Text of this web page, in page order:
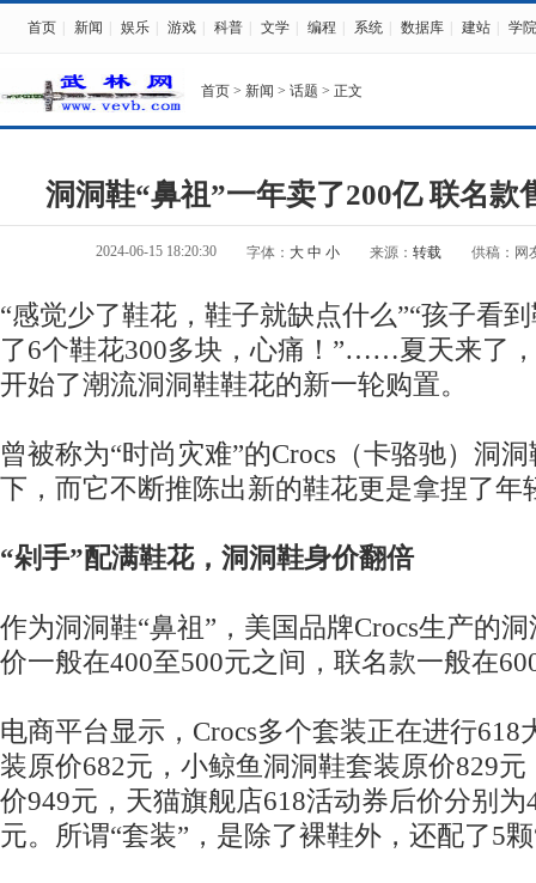
首页 新闻 娱乐 游戏 科普 文学 编程 系统 数据库 建站 学院
首页 > 新闻 > 话题 > 正文
洞洞鞋“鼻祖”一年卖了200亿 联名款
2024-06-15 18:20:30 字体： 大 中 小 来源： 转载 供稿：网
“感觉少了鞋花，鞋子就缺点什么”“孩子看
了6个鞋花300多块，心痛！”……夏天来了
开始了潮流洞洞鞋鞋花的新一轮购置。
曾被称为“时尚灾难”的Crocs（卡骆驰）洞
下，而它不断推陈出新的鞋花更是拿捏了年
“剁手”配满鞋花，洞洞鞋身价翻倍
作为洞洞鞋“鼻祖”，美国品牌Crocs生产的
价一般在400至500元之间，联名款一般在
电商平台显示，Crocs多个套装正在进行618
装原价682元，小鲸鱼洞洞鞋套装原价829
价949元，天猫旗舰店618活动券后价分别为
元。所谓“套装”，是除了裸鞋外，还配了5